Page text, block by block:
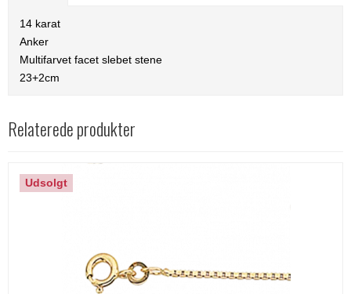
14 karat
Anker
Multifarvet facet slebet stene
23+2cm
Relaterede produkter
Udsolgt